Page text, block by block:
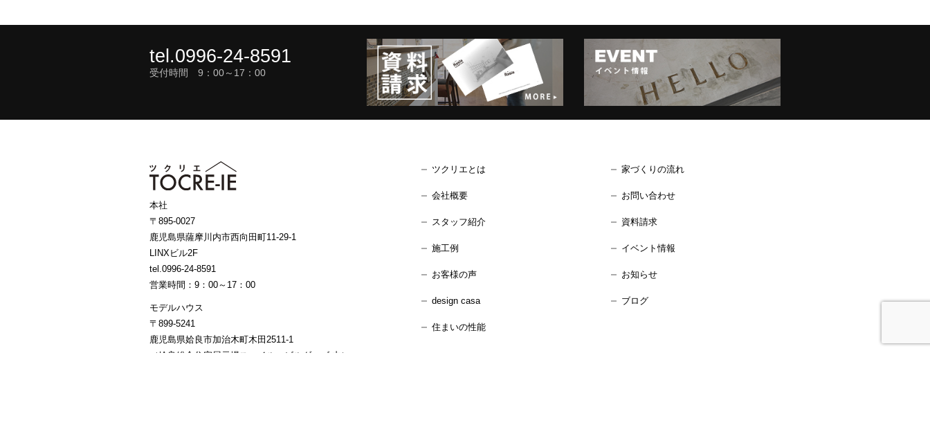
tel.0996-24-8591
受付時間 9：00～17：00
本社
〒895-0027
鹿児島県薩摩川内市西向田町11-29-1
LINXビル2F
tel.0996-24-8591
営業時間：9：00～17：00
モデルハウス
〒899-5241
鹿児島県姶良市加治木町木田2511-1
（姶良総合住宅展示場スマイル・ビルダーズ 内）
ツクリエとは
会社概要
スタッフ紹介
施工例
お客様の声
design casa
住まいの性能
家づくりの流れ
お問い合わせ
資料請求
イベント情報
お知らせ
ブログ